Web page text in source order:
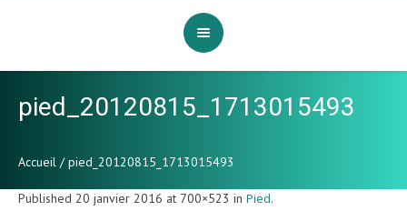
pied_20120815_1713015493
Accueil /pied_20120815_1713015493
Published 20 janvier 2016 at 700×523 in Pied.